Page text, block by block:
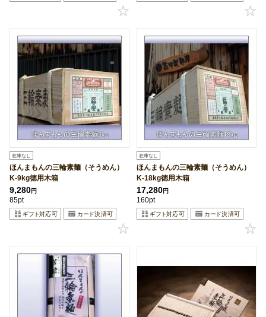
在庫なし
ほんまもんの三輪素麺（そうめん）
K-9kg徳用木箱
9,280円
85pt
在庫なし
ほんまもんの三輪素麺（そうめん）
K-18kg徳用木箱
17,280円
160pt